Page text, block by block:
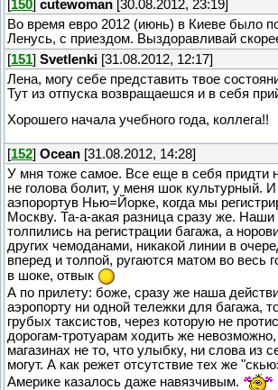
150 cutewoman [30.08.2012, 23:19]
Во время евро 2012 (июнь) в Киеве было
Ленусь, с приездом. Выздоравливай
[151] Svetlenki [31.08.2012, 12:17]
Лена, могу себе представить твое
Тут из отпуска возвращаешся и в себя
Хорошего начала учебного года, коллега!!
[152] Ocean [31.08.2012, 14:28]
У мня тоже самое. Все еще в себя придти
не голова болит, у меня шок культурный.
аэпорортув Нью=Йорке, когда мы
Москву. Та-а-акая разница сразу же. Наши
толпились на регистрации багажа, а
других чемоданами, никакой линии в
вперед и толпой, ругаются матом во весь
в шоке, отвык
А по прилету: боже, сразу же наша
аэропорту ни одной тележки для багажа,
грубых таксистов, через которую не
дорогам-тротуарам ходить же
магазинах не то, что улыбку, ни слова из
могут. А как режет отсутствие тех же
Америке казалось даже навязчивым.